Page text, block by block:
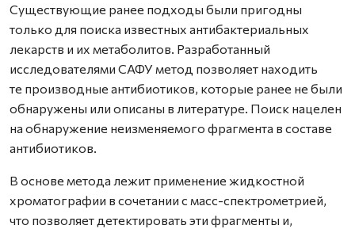
Существующие ранее подходы были пригодны
только для поиска известных антибактериальных
лекарств и их метаболитов. Разработанный
исследователями САФУ метод позволяет находить
те производные антибиотиков, которые ранее не были
обнаружены или описаны в литературе. Поиск нацелен
на обнаружение неизменяемого фрагмента в составе
антибиотиков.
В основе метода лежит применение жидкостной
хроматографии в сочетании с масс-спектрометрией,
что позволяет детектировать эти фрагменты и,